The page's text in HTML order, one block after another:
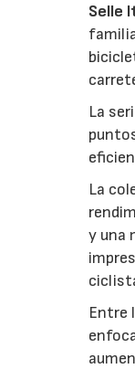
Selle
La
La
y una
Entre